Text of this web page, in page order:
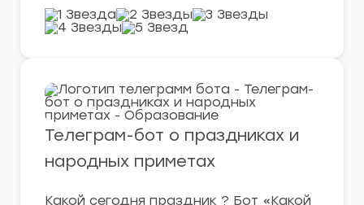
Телеграм-бот о праздниках и
народных приметах
Какой сегодня праздник ? Бот «Какой